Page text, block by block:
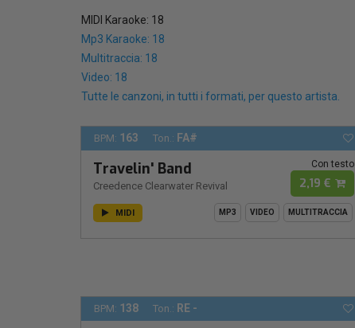
MIDI Karaoke: 18
Mp3 Karaoke: 18
Multitraccia: 18
Video: 18
Tutte le canzoni, in tutti i formati, per questo artista.
BPM: 163 Ton.: FA#
Travelin' Band
Creedence Clearwater Revival
Con testo
2,19 €
MIDI MP3 VIDEO MULTITRACCIA
BPM: 138 Ton.: RE -